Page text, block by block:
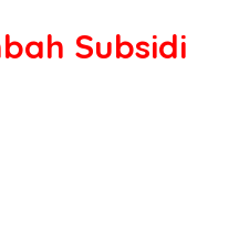
Subsidi